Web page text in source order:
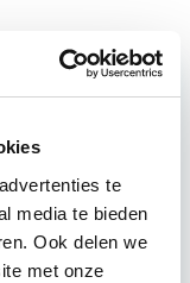
te
media te bieden
Ook delen we
met onze
&
of te